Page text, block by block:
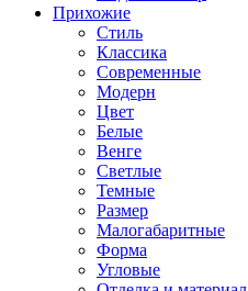
Прихожие
Стиль
Классика
Современные
Модерн
Цвет
Белые
Венге
Светлые
Темные
Размер
Малогабаритные
Форма
Угловые